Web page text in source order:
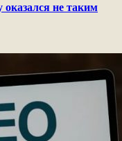
оказался не таким